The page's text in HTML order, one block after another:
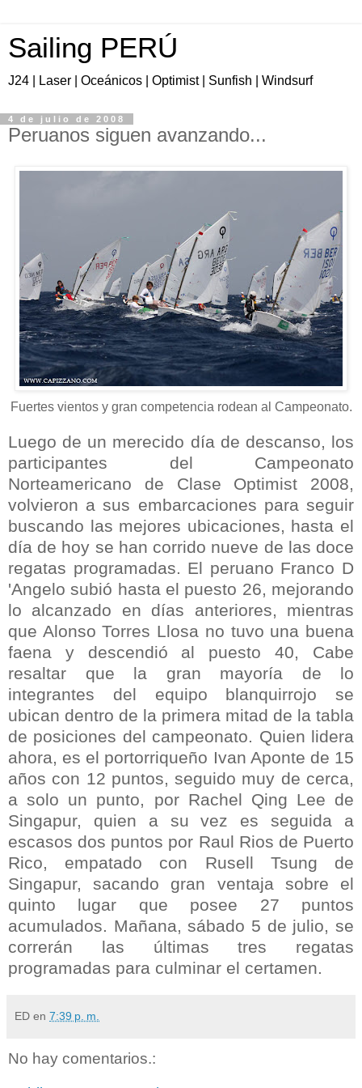
Sailing PERÚ
J24 | Laser | Oceánicos | Optimist | Sunfish | Windsurf
4 de julio de 2008
Peruanos siguen avanzando...
Fuertes vientos y gran competencia rodean al Campeonato.
Luego de un merecido día de descanso, los
participantes del Campeonato
Norteamericano de Clase Optimist 2008,
volvieron a sus embarcaciones para seguir
buscando las mejores ubicaciones, hasta el
día de hoy se han corrido nueve de las doce
regatas programadas. El peruano Franco D
'Angelo subió hasta el puesto 26, mejorando
lo alcanzado en días anteriores, mientras
que Alonso Torres Llosa no tuvo una buena
faena y descendió al puesto 40, Cabe
resaltar que la gran mayoría de lo
integrantes del equipo blanquirrojo se
ubican dentro de la primera mitad de la tabla
de posiciones del campeonato. Quien lidera
ahora, es el portorriqueño Ivan Aponte de 15
años con 12 puntos, seguido muy de cerca,
a solo un punto, por Rachel Qing Lee de
Singapur, quien a su vez es seguida a
escasos dos puntos por Raul Rios de Puerto
Rico, empatado con Rusell Tsung de
Singapur, sacando gran ventaja sobre el
quinto lugar que posee 27 puntos
acumulados. Mañana, sábado 5 de julio, se
correrán las últimas tres regatas
programadas para culminar el certamen.
ED en 7:39 p. m.
No hay comentarios.: